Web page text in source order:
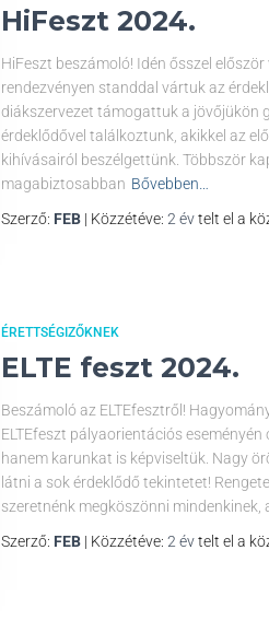
HiFeszt 2024.
HiFeszt beszámoló! Idén ősszel
rendezvényen standdal vártuk az
diákszervezet támogattuk a jövőjükön
érdeklődővel találkoztunk, akikkel az
kihívásairól beszélgettünk. Többször
magabiztosabban Bővebben…
Szerző: FEB| Közzétéve: 2 évtelt el a
ÉRETTSÉGIZŐKNEK
ELTE feszt 2024.
Beszámoló az ELTEfesztről!
ELTEfeszt pályaorientációs
hanem karunkat is képviseltük. Nagy
látni a sok érdeklődő tekintetet!
szeretnénk megköszönni
Szerző: FEB| Közzétéve: 2 évtelt el a